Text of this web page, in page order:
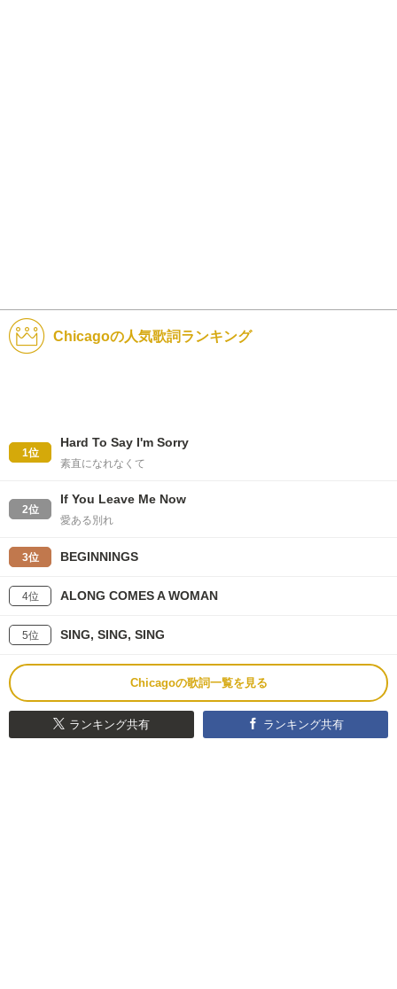
Chicagoの人気歌詞ランキング
1位
Hard To Say I'm Sorry
素直になれなくて
2位
If You Leave Me Now
愛ある別れ
3位 BEGINNINGS
4位 ALONG COMES A WOMAN
5位 SING, SING, SING
Chicagoの歌詞一覧を見る
ランキング共有 ランキング共有